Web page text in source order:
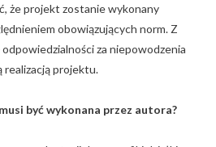
że projekt zostanie wykonany
obowiązujących norm. Z
za niepowodzenia
realizacją projektu.
być wykonana przez autora?